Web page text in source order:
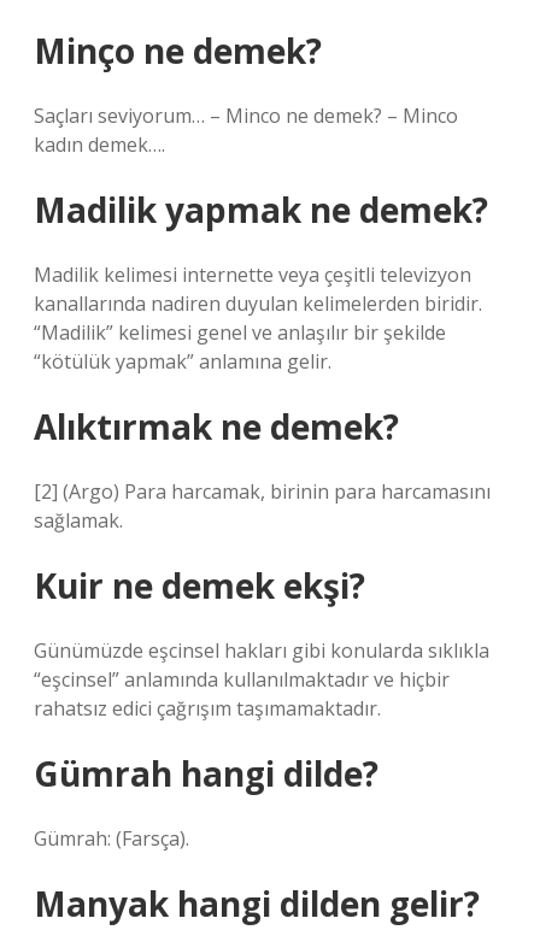
Minço ne demek?
Saçları seviyorum… – Minco ne demek? – Minco
kadın demek….
Madilik yapmak ne demek?
Madilik kelimesi internette veya çeşitli televizyon
kanallarında nadiren duyulan kelimelerden biridir.
“Madilik” kelimesi genel ve anlaşılır bir şekilde
“kötülük yapmak” anlamına gelir.
Alıktırmak ne demek?
[2] (Argo) Para harcamak, birinin para harcamasını
sağlamak.
Kuir ne demek ekşi?
Günümüzde eşcinsel hakları gibi konularda sıklıkla
“eşcinsel” anlamında kullanılmaktadır ve hiçbir
rahatsız edici çağrışım taşımamaktadır.
Gümrah hangi dilde?
Gümrah: (Farsça).
Manyak hangi dilden gelir?